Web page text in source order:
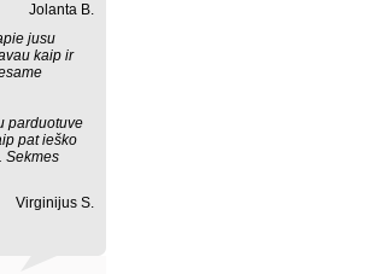
Jolanta B.
jusu
kaip ir
parduotuve
pat ieško
Sekmes
Virginijus S.